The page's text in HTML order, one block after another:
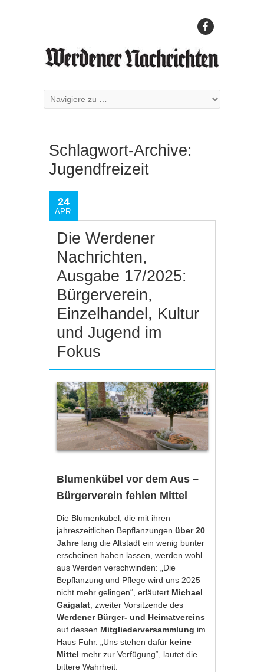
Schlagwort-Archive:
Jugendfreizeit
24
APR.
Die Werdener
Nachrichten,
Ausgabe 17/2025:
Bürgerverein,
Einzelhandel, Kultur
und Jugend im
Fokus
Blumenkübel vor dem Aus –
Bürgerverein fehlen Mittel
Die Blumenkübel, die mit ihren
jahreszeitlichen Bepflanzungenüber 20
Jahre lang die Altstadt ein wenig bunter
erscheinen haben lassen, werden wohl
aus Werden verschwinden: „Die
Bepflanzung und Pflege wird uns 2025
nicht mehr gelingen“, erläutert Michael
Gaigalat , zweiter Vorsitzende des
Werdener Bürger- und Heimatvereins
auf dessen Mitgliederversammlung im
Haus Fuhr. „Uns stehen dafür keine
Mittel mehr zur Verfügung“, lautet die
bittere Wahrheit.